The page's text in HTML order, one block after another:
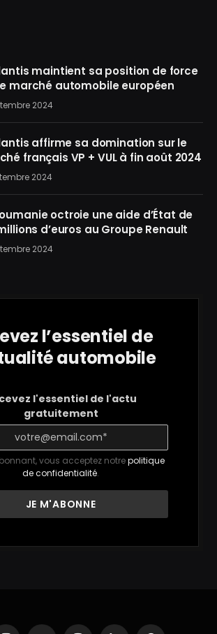
maintient sa position de force
marché automobile européen
2024
affirme sa domination sur le
français VP + VUL à fin août 2024
2024
octroie une aide d’État de
d’euros au Groupe Renault
2024
l’essentiel de
automobile
l'essentiel de l'actu
gratuitement
vous acceptez notrepolitique
de confidentialité.